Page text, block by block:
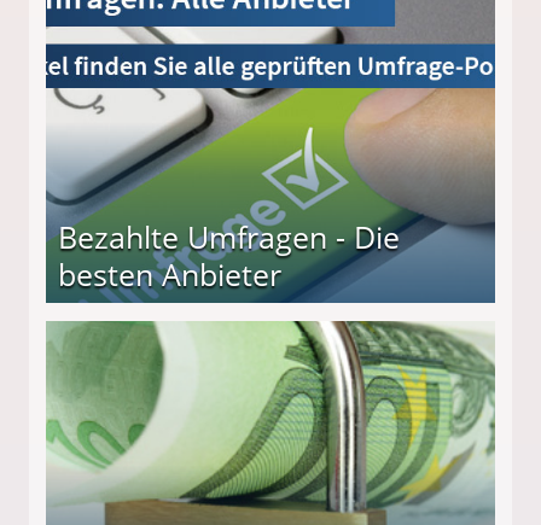
Bezahlte Umfragen - Die
besten Anbieter